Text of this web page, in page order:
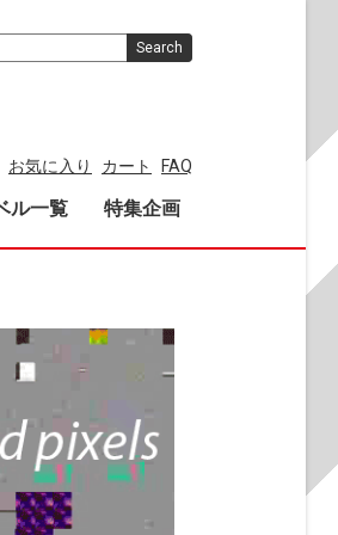
お気に入り カート FAQ
ル一覧 特集企画
Search